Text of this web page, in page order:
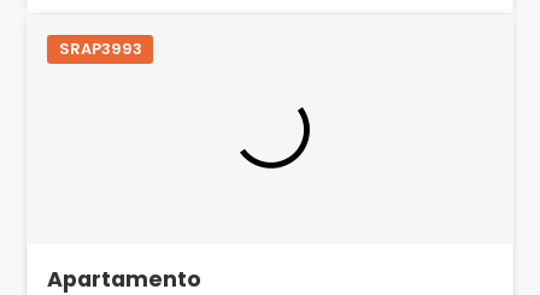
SRAP3993
Apartamento